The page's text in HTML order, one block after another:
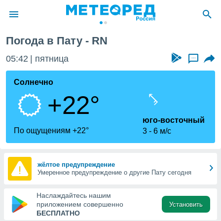
о
Вы можете
к этому
доступ
Погода в Пату - RN
05:42 пятница ...
Солнечно
+22°
По ощущениям +22°
юго-восточный
3
6 м/с
жёлтое предупреждение
Умеренное предупреждение о другие Пату сегодня
Наслаждайтесь нашим
приложением совершенно
БЕСПЛАТНО
Установить